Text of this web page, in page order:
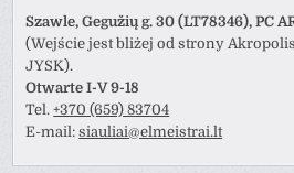
Szawle, Gegužių g. 30 (LT78346), PC
(Wejście jest bliżej od strony
JYSK).
Otwarte I-V 9-18
Tel.+370 (659) 83704
E-mail:siauliai@elmeistrai.lt